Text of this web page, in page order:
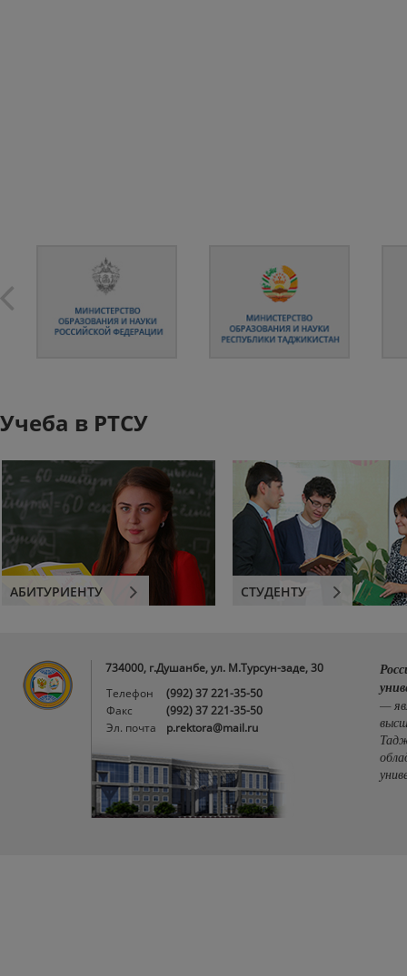
Учеба в РТСУ
АБИТУРИЕНТУ СТУДЕНТУ
734000, г.Душанбе, ул. М.Турсун-заде, 30
Телефон
(992) 37 221-35-50
Факс
(992) 37 221-35-50
Эл. почта
p.rektora@mail.ru
—